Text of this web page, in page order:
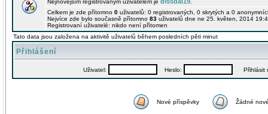
Nejnovějším registrovaným uživatelem je
Celkem je zde přítomno 0 uživatelů: 0 registrovaných, 0 skrytých a 0
Nejvíce zde bylo současně přítomno 83 uživatelů dne ne 25. květen, 2014
Registrovaní uživatelé: nikdo není přítomen
Tato data jsou založena na aktivitě uživatelů během posledních pěti minut
Přihlášení
Uživatel: Heslo: Přihlásit
Nové příspěvky Žádné